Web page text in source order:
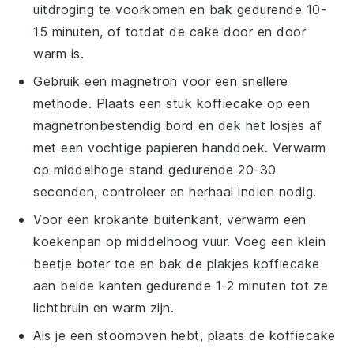
uitdroging te voorkomen en bak gedurende 10-
15 minuten, of totdat de cake door en door
warm is.
Gebruik een magnetron voor een snellere
methode. Plaats een stuk koffiecake op een
magnetronbestendig bord en dek het losjes af
met een vochtige papieren handdoek. Verwarm
op middelhoge stand gedurende 20-30
seconden, controleer en herhaal indien nodig.
Voor een krokante buitenkant, verwarm een
koekenpan op middelhoog vuur. Voeg een klein
beetje boter toe en bak de plakjes koffiecake
aan beide kanten gedurende 1-2 minuten tot ze
lichtbruin en warm zijn.
Als je een stoomoven hebt, plaats de koffiecake